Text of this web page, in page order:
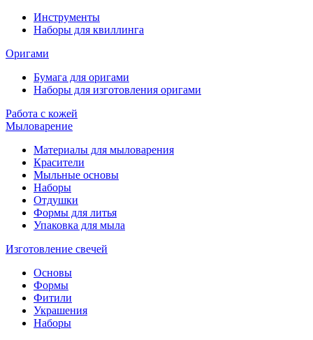
Инструменты
Наборы для квиллинга
Оригами
Бумага для оригами
Наборы для изготовления оригами
Работа с кожей
Мыловарение
Материалы для мыловарения
Красители
Мыльные основы
Наборы
Отдушки
Формы для литья
Упаковка для мыла
Изготовление свечей
Основы
Формы
Фитили
Украшения
Наборы